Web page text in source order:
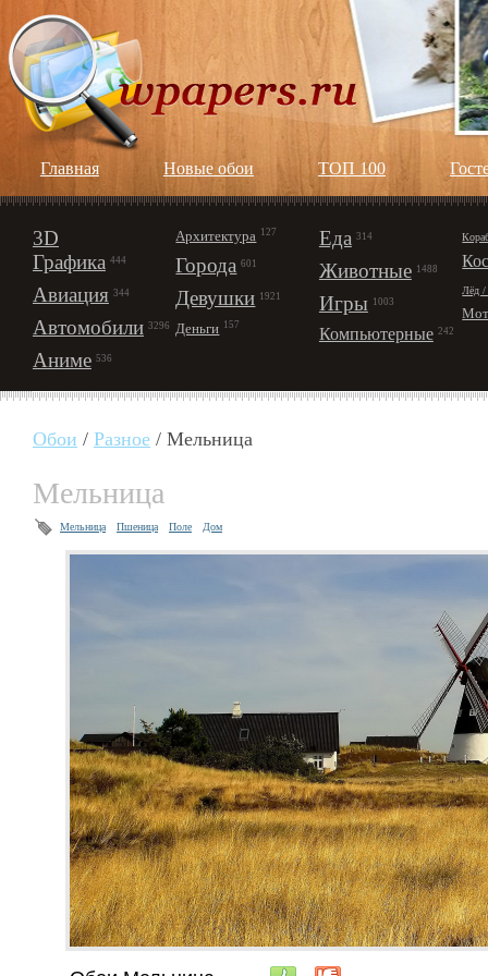
Главная Новые обои ТОП 100
3D
Графика 444
Авиация 344
Автомобили 3296
Аниме 536
Архитектура 127
Города 601
Девушки 1921
Деньги 157
Еда 314
Животные 1488
Игры 1003
Компьютерные 242
Лёд
Обои / Разное / Мельница
Мельница
Мельница Пшеница Поле Дом